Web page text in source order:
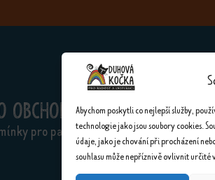
Abychom poskytli co nejlepší služby,
technologie jako jsou soubory cookies.
údaje, jako je chování při procházení
souhlasu může nepříznivě ovlivnit určité
obchodníky
pro partnery